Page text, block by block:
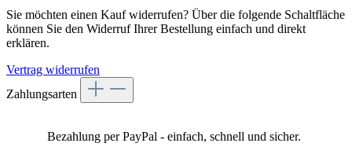
Sie möchten einen Kauf widerrufen? Über die folgende Schaltfläche
können Sie den Widerruf Ihrer Bestellung einfach und direkt
erklären.
Vertrag widerrufen
Zahlungsarten
Bezahlung per PayPal - einfach, schnell und sicher.